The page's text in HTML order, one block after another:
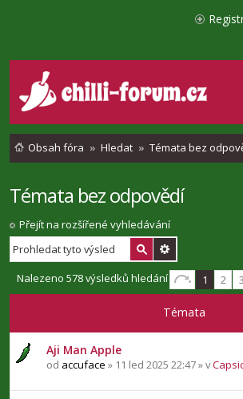
Obsah fóra Hledat Témata bez
Témata bez odpovědí
Přejít na rozšířené vyhledávání
Nalezeno 578 výsledků hledání 1 2 3
Témata
Aji Man Apple
od accuface » 11 led 2025 22:47 » v